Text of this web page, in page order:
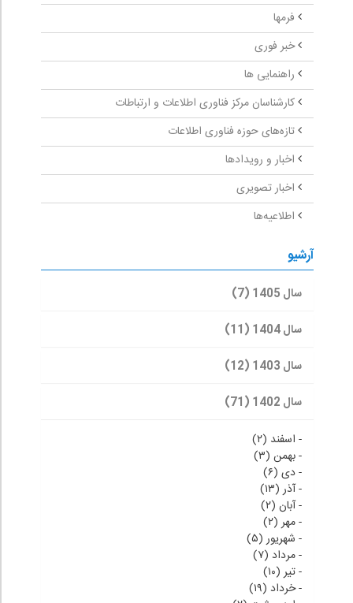
فرمها
خبر فوری
راهنمایی ها
کارشناسان مرکز فناوری اطلاعات و ارتباطات
تازه‌های حوزه فناوری اطلاعات
اخبار و رویدادها
اخبار تصویری
اطلاعیه‌ها
آرشیو
سال 1405 (7)
سال 1404 (11)
سال 1403 (12)
سال 1402 (71)
- اسفند (۲)
-بهمن (۳)
-دی (۶)
-آذر (۱۳)
-آبان (۲)
-مهر (۲)
- شهریور (۵)
-مرداد (۷)
-تیر (۱۰)
-خرداد (۱۹)